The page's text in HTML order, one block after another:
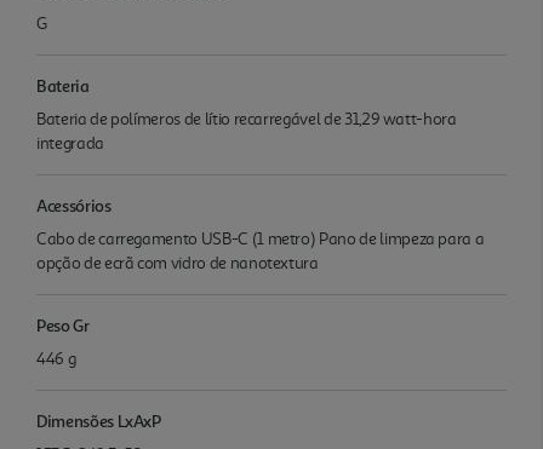
G
Bateria
Bateria de polímeros de lítio recarregável de 31,29 watt-hora
integrada
Acessórios
Cabo de carregamento USB-C (1 metro) Pano de limpeza para a
opção de ecrã com vidro de nanotextura
Peso Gr
446 g
Dimensões LxAxP